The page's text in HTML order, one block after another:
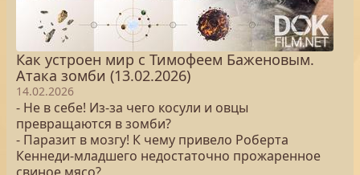
Как устроен мир с Тимофеем Баженовым.
Атака зомби (13.02.2026)
14.02.2026
- Не в себе! Из-за чего косули и овцы
превращаются в зомби?
- Паразит в мозгу! К чему привело Роберта
Кеннеди-младшего недостаточно прожаренное